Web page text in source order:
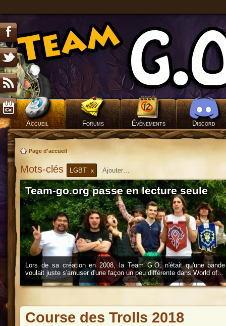
Accueil Forums Évènements Discord
Page d'accueil
Mots-clés LGBT x
Lors de sa création en 2008, la Team G.O. n'était qu'une
voulait juste s'amuser d'une façon un peu différente dans World of…
Team-go.org passe en lecture seule
Course des Trolls 2018